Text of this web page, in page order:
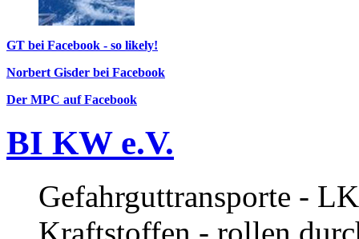
GT bei Facebook - so likely!
Norbert Gisder bei Facebook
Der MPC auf Facebook
BI KW e.V.
Gefahrguttransporte -
Kraftstoffen - rollen